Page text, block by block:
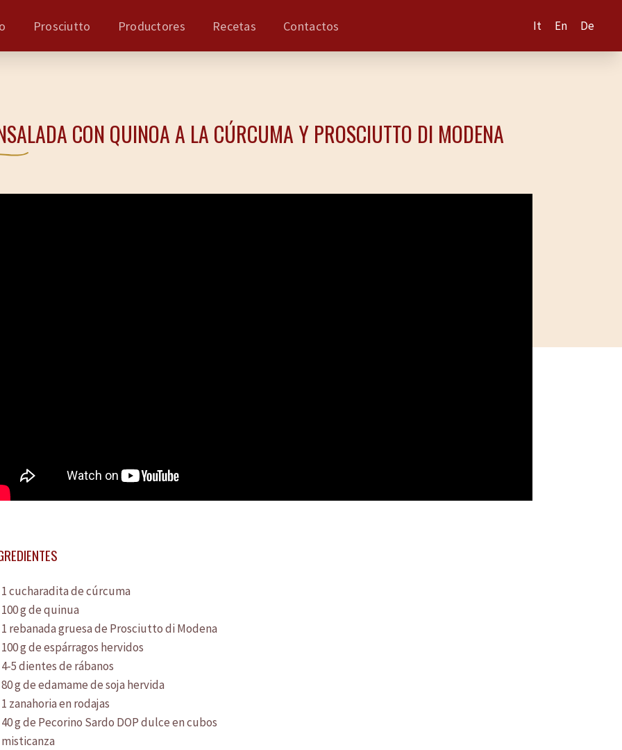
Prosciutto Productores Recetas Contactos It En De
Prosciutto
Productores
CON QUINOA A LA CÚRCUMA Y PROSCIUTTO DI MODENA
1 cucharadita de cúrcuma
100 g de quinua
1 rebanada gruesa de Prosciutto di Modena
100 g de espárragos hervidos
4-5 dientes de rábanos
80 g de edamame de soja hervida
1 zanahoria en rodajas
40 g de Pecorino Sardo DOP dulce en cubos
misticanza